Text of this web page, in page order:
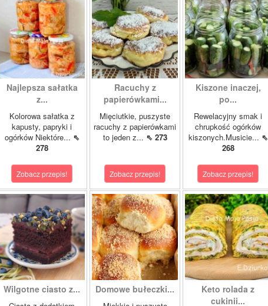
Najlepsza sałatka
z...
Kolorowa sałatka z
kapusty, papryki i
ogórków Niektóre... ⇖
278
Zobacz przepis!
Racuchy z
papierówkami...
Mięciutkie, puszyste
racuchy z papierówkami
to jeden z... ⇖ 273
Zobacz przepis!
Kiszone inaczej,
po...
Rewelacyjny smak i
chrupkość ogórków
kiszonych.Musicie... ⇖
268
Zobacz przepis!
Wilgotne ciasto z... Domowe bułeczki...
Keto rolada z
cukinii...